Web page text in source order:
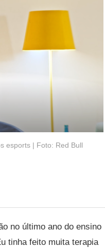
esports | Foto: Red Bull
no último ano do ensino
tinha feito muita terapia